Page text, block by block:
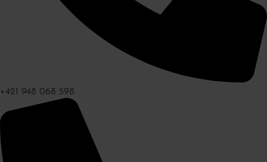
+421 948 068 598